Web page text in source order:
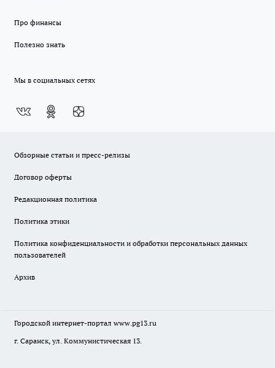
Про финансы
Полезно знать
Мы в социальных сетях
Обзорные статьи и пресс-релизы
Договор оферты
Редакционная политика
Политика этики
Политика конфиденциальности и обработки персональных данных
пользователей
Архив
Городской интернет-портал www.pg13.ru
г. Саранск, ул. Коммунистическая 13.